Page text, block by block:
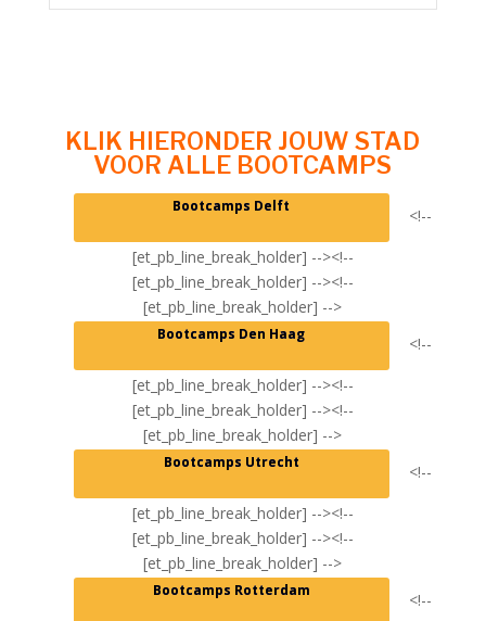
KLIK HIERONDER JOUW STAD
VOOR ALLE BOOTCAMPS
Bootcamps Delft
<!--
[et_pb_line_break_holder] --><!--
[et_pb_line_break_holder] --><!--
[et_pb_line_break_holder] -->
Bootcamps Den Haag
<!--
[et_pb_line_break_holder] --><!--
[et_pb_line_break_holder] --><!--
[et_pb_line_break_holder] -->
Bootcamps Utrecht
<!--
[et_pb_line_break_holder] --><!--
[et_pb_line_break_holder] --><!--
[et_pb_line_break_holder] -->
Bootcamps Rotterdam
<!--